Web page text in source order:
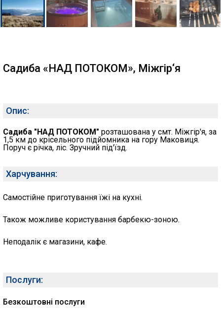
Садиба «НАД ПОТОКОМ», Міжгір‘я
Опис:
Садиба "НАД ПОТОКОМ" розташована у смт. Міжгір'я, за
1,5 км до крісельного підйомника на гору Маковиця.
Поруч є річка, ліс. Зручний під'їзд.
Харчування:
Самостійне приготування їжі на кухні.
Також можливе користування барбекю-зоною.
Неподалік є магазини, кафе.
Послуги:
Безкоштовні послуги